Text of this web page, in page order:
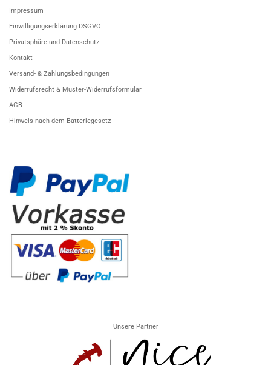
Impressum
Einwilligungserklärung DSGVO
Privatsphäre und Datenschutz
Kontakt
Versand- & Zahlungsbedingungen
Widerrufsrecht & Muster-Widerrufsformular
AGB
Hinweis nach dem Batteriegesetz
Unsere Partner